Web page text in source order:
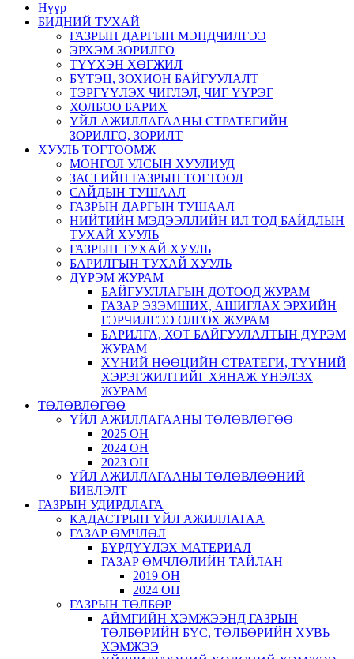
Нүүр
БИДНИЙ ТУХАЙ
ГАЗРЫН ДАРГЫН МЭНДЧИЛГЭЭ
ЭРХЭМ ЗОРИЛГО
ТҮҮХЭН ХӨГЖИЛ
БҮТЭЦ, ЗОХИОН БАЙГУУЛАЛТ
ТЭРГҮҮЛЭХ ЧИГЛЭЛ, ЧИГ ҮҮРЭГ
ХОЛБОО БАРИХ
ҮЙЛ АЖИЛЛАГААНЫ СТРАТЕГИЙН
ЗОРИЛГО, ЗОРИЛТ
ХУУЛЬ ТОГТООМЖ
МОНГОЛ УЛСЫН ХУУЛИУД
ЗАСГИЙН ГАЗРЫН ТОГТООЛ
САЙДЫН ТУШААЛ
ГАЗРЫН ДАРГЫН ТУШААЛ
НИЙТИЙН МЭДЭЭЛЛИЙН ИЛ ТОД БАЙДЛЫН
ТУХАЙ ХУУЛЬ
ГАЗРЫН ТУХАЙ ХУУЛЬ
БАРИЛГЫН ТУХАЙ ХУУЛЬ
ДҮРЭМ ЖУРАМ
БАЙГУУЛЛАГЫН ДОТООД ЖУРАМ
ГАЗАР ЭЗЭМШИХ, АШИГЛАХ ЭРХИЙН
ГЭРЧИЛГЭЭ ОЛГОХ ЖУРАМ
БАРИЛГА, ХОТ БАЙГУУЛАЛТЫН ДҮРЭМ
ЖУРАМ
ХҮНИЙ НӨӨЦИЙН СТРАТЕГИ, ТҮҮНИЙ
ХЭРЭГЖИЛТИЙГ ХЯНАЖ ҮНЭЛЭХ
ЖУРАМ
ТӨЛӨВЛӨГӨӨ
ҮЙЛ АЖИЛЛАГААНЫ ТӨЛӨВЛӨГӨӨ
2025 ОН
2024 ОН
2023 ОН
ҮЙЛ АЖИЛЛАГААНЫ ТӨЛӨВЛӨӨНИЙ
БИЕЛЭЛТ
ГАЗРЫН УДИРДЛАГА
КАДАСТРЫН ҮЙЛ АЖИЛЛАГАА
ГАЗАР ӨМЧЛӨЛ
БҮРДҮҮЛЭХ МАТЕРИАЛ
ГАЗАР ӨМЧЛӨЛИЙН ТАЙЛАН
2019 ОН
2024 ОН
ГАЗРЫН ТӨЛБӨР
АЙМГИЙН ХЭМЖЭЭНД ГАЗРЫН
ТӨЛБӨРИЙН БҮС, ТӨЛБӨРИЙН ХУВЬ
ХЭМЖЭЭ